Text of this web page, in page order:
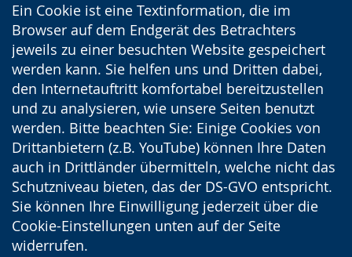
Ein Cookie ist eine Textinformation, die im
Browser auf dem Endgerät des Betrachters
jeweils zu einer besuchten Website gespeichert
werden kann. Sie helfen uns und Dritten dabei,
den Internetauftritt komfortabel bereitzustellen
und zu analysieren, wie unsere Seiten benutzt
werden. Bitte beachten Sie: Einige Cookies von
Drittanbietern (z.B. YouTube) können Ihre Daten
auch in Drittländer übermitteln, welche nicht das
Schutzniveau bieten, das der DS-GVO entspricht.
Sie können Ihre Einwilligung jederzeit über die
Cookie-Einstellungen unten auf der Seite
widerrufen.